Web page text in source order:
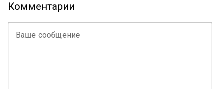
Комментарии
Ваше сообщение